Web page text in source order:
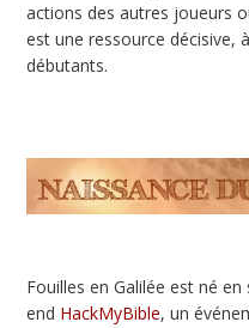
actions des autres joueurs
est une ressource décisive,
débutants.
Fouilles en Galilée est né
end HackMyBible, un